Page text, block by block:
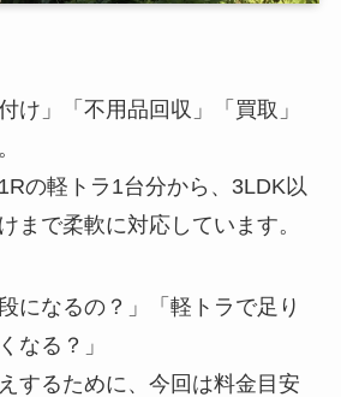
け」「不用品回収」「買取」
の軽トラ1台分から、3LDK以
まで柔軟に対応しています。
になるの？」「軽トラで足り
なる？」
するために、今回は料金目安